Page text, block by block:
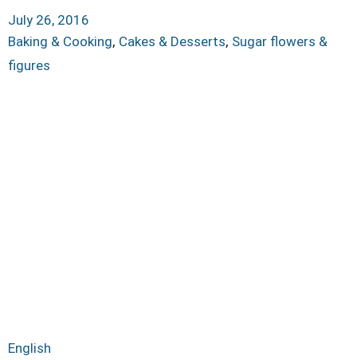
July 26, 2016
Baking & Cooking, Cakes & Desserts, Sugar flowers &
figures
English